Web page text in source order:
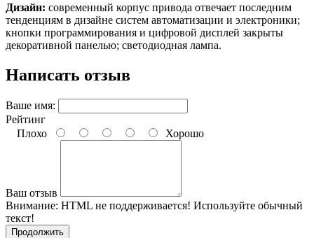
Дизайн: современный корпус привода отвечает последним
тенденциям в дизайне систем автоматизации и электроники;
кнопки программирования и цифровой дисплей закрыты
декоративной панелью; светодиодная лампа.
Написать отзыв
Ваше имя:
Рейтинг
Плохо
Хорошо
Ваш отзыв
Внимание: HTML не поддерживается! Используйте обычный
текст!
Продолжить